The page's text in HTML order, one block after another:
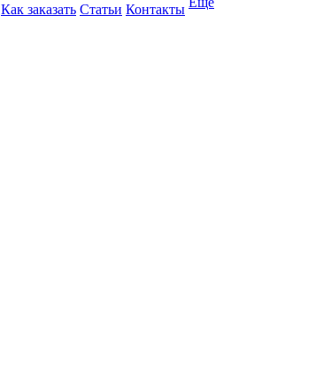
Как заказать Статьи Контакты